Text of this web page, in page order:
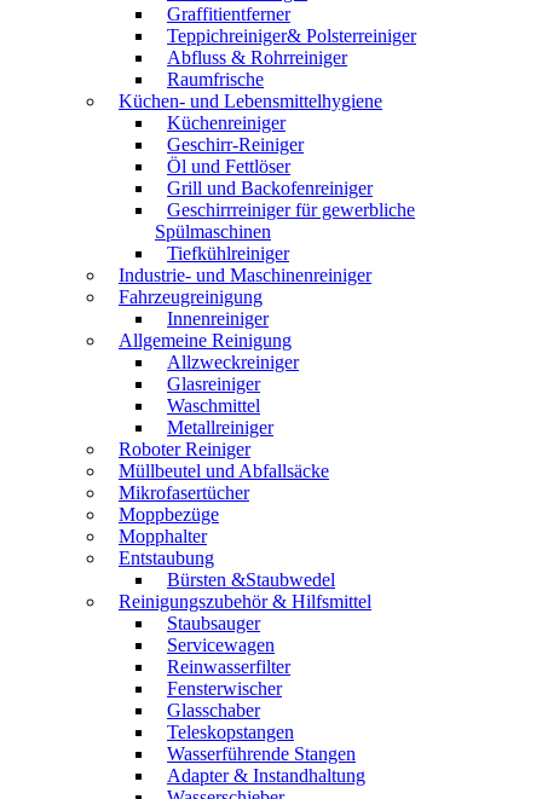
Graffitientferner
Teppichreiniger& Polsterreiniger
Abfluss & Rohrreiniger
Raumfrische
Küchen- und Lebensmittelhygiene
Küchenreiniger
Geschirr-Reiniger
Öl und Fettlöser
Grill und Backofenreiniger
Geschirrreiniger für gewerbliche
Spülmaschinen
Tiefkühlreiniger
Industrie- und Maschinenreiniger
Fahrzeugreinigung
Innenreiniger
Allgemeine Reinigung
Allzweckreiniger
Glasreiniger
Waschmittel
Metallreiniger
Roboter Reiniger
Müllbeutel und Abfallsäcke
Mikrofasertücher
Moppbezüge
Mopphalter
Entstaubung
Bürsten &Staubwedel
Reinigungszubehör & Hilfsmittel
Staubsauger
Servicewagen
Reinwasserfilter
Fensterwischer
Glasschaber
Teleskopstangen
Wasserführende Stangen
Adapter & Instandhaltung